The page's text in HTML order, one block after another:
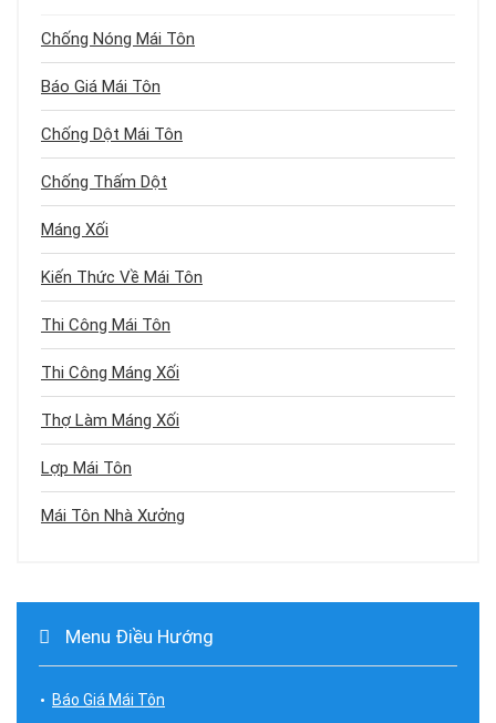
Chống Nóng Mái Tôn
Báo Giá Mái Tôn
Chống Dột Mái Tôn
Chống Thấm Dột
Máng Xối
Kiến Thức Về Mái Tôn
Thi Công Mái Tôn
Thi Công Máng Xối
Thợ Làm Máng Xối
Lợp Mái Tôn
Mái Tôn Nhà Xưởng
Menu Điều Hướng
Báo Giá Mái Tôn